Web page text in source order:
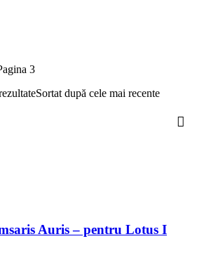
3
Sortat după cele mai recente
Auris – pentru Lotus I